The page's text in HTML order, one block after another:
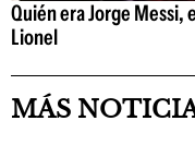
Quién era Jorge Messi,
Lionel
MÁS